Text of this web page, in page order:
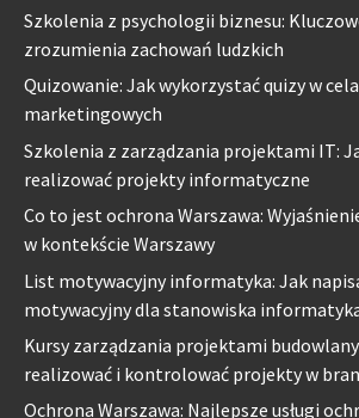
Szkolenia z psychologii biznesu:
zrozumienia zachowań ludzkich
Quizowanie: Jak wykorzystać quizy w
marketingowych
Szkolenia z zarządzania projektami IT:
realizować projekty informatyczne
Co to jest ochrona Warszawa:
w kontekście Warszawy
List motywacyjny informatyka: Jak
motywacyjny dla stanowiska
Kursy zarządzania projektami
realizować i kontrolować projekty w
Ochrona Warszawa: Najlepsze usługi